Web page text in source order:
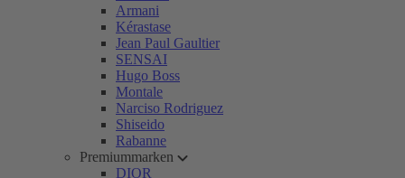
Armani
Kérastase
Jean Paul Gaultier
SENSAI
Hugo Boss
Montale
Narciso Rodriguez
Shiseido
Rabanne
Premiummarken
DIOR